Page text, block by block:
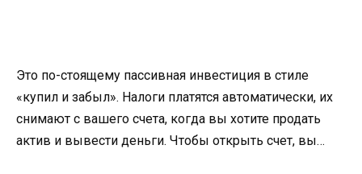
Это по-стоящему пассивная инвестиция в стиле
«купил и забыл». Налоги платятся автоматически, их
снимают с вашего счета, когда вы хотите продать
актив и вывести деньги. Чтобы открыть счет, вы…